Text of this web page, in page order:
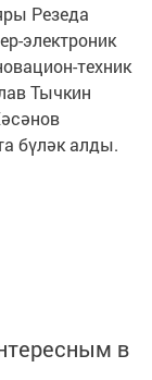
Резеда
электроник
техник
Тычкин
бүләк алды.
в